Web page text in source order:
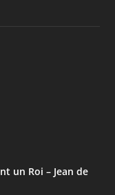
un Roi – Jean de